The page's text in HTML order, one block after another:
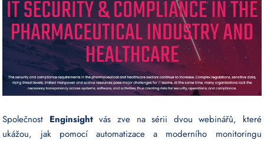
Společnost Enginsightvás zve na sérii dvou webinářů, které
ukážou, jak pomocí automatizace a moderního monitoringu